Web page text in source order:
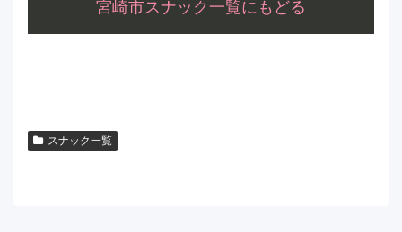
宮崎市スナック一覧にもどる
スナック一覧